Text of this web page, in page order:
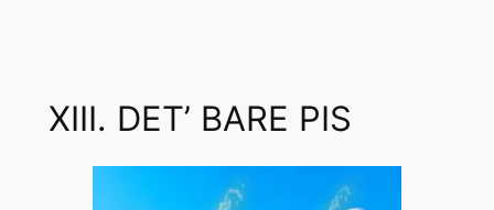
XIII. DET’ BARE PIS